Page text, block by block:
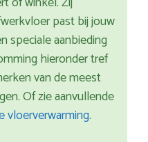
past bij jouw
speciale aanbieding
hieronder tref
van de meest
Of zie aanvullende
vloerverwarming.